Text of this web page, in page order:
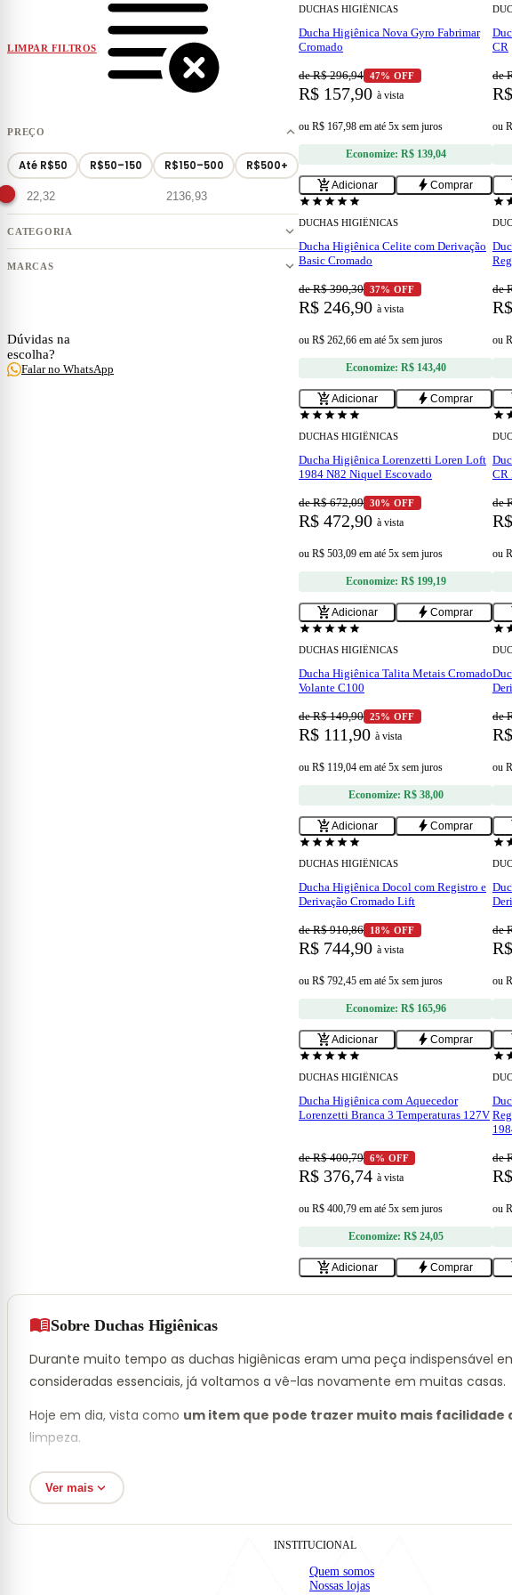
LIMPAR FILTROS
PREÇO
Até R$50 R$50–150 R$150–500 R$500+
CATEGORIA
MARCAS
Dúvidas na
escolha?
Falar no WhatsApp
DUCHAS HIGIÊNICAS
Ducha Higiênica Nova Gyro Fabrimar
Cromado
de R$ 296,94 47% OFF
R$ 157,90 à vista
ou R$ 167,98 em até 5x sem juros
Economize: R$ 139,04
add_shopping_cartAdicionar bolt Comprar
CR
de
ou
starstarstarstarstar
DUCHAS HIGIÊNICAS
Ducha Higiênica Celite com Derivação
Basic Cromado
de R$ 390,30 37% OFF
R$ 246,90 à vista
ou R$ 262,66 em até 5x sem juros
Economize: R$ 143,40
add_shopping_cartAdicionar bolt Comprar
star
de
ou
starstarstarstarstar
DUCHAS HIGIÊNICAS
Ducha Higiênica Lorenzetti Loren Loft
1984 N82 Niquel Escovado
de R$ 672,09 30% OFF
R$ 472,90 à vista
ou R$ 503,09 em até 5x sem juros
Economize: R$ 199,19
add_shopping_cartAdicionar bolt Comprar
star
CR
de
ou
starstarstarstarstar
DUCHAS HIGIÊNICAS
Ducha Higiênica Talita Metais Cromado
Volante C100
de R$ 149,90 25% OFF
R$ 111,90 à vista
ou R$ 119,04 em até 5x sem juros
Economize: R$ 38,00
add_shopping_cartAdicionar bolt Comprar
star
de
ou
starstarstarstarstar
DUCHAS HIGIÊNICAS
Ducha Higiênica Docol com Registro e
Derivação Cromado Lift
de R$ 910,86 18% OFF
R$ 744,90 à vista
ou R$ 792,45 em até 5x sem juros
Economize: R$ 165,96
add_shopping_cartAdicionar bolt Comprar
star
de
ou
starstarstarstarstar
DUCHAS HIGIÊNICAS
Ducha Higiênica com Aquecedor
Lorenzetti Branca 3 Temperaturas 127V
de R$ 400,79 6% OFF
R$ 376,74 à vista
ou R$ 400,79 em até 5x sem juros
Economize: R$ 24,05
add_shopping_cartAdicionar bolt Comprar
star
de
ou
menu_bookSobre Duchas Higiênicas
Durante muito tempo as duchas higiênicas eram uma peça indispensável
consideradas essenciais, já voltamos a vê-las novamente em muitas casas.
Hoje em dia, vista como um item que pode trazer muito mais facilidade
limpeza.
Ducha Higiênica: Praticidade e Elegância
Conhecida também como chuveirinho higiênico,esta peça pode trazer
Quer saber qual seu estilo de decoração? Confira nosso texto sobre o
Ver maisexpand_more
INSTITUCIONAL
Quem somos
Nossas lojas